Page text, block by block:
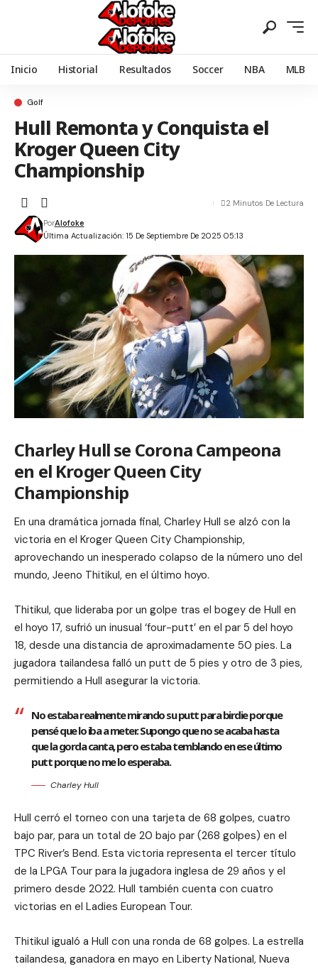
Inicio Historial Resultados Soccer NBA MLB
Golf
Hull Remonta y Conquista el
Kroger Queen City
Championship
Última Actualización: 15 De Septiembre De 2025 05:13
PorAlofoke
2 Minutos De Lectura
Charley Hull se Corona Campeona
en el Kroger Queen City
Championship
En una dramática jornada final, Charley Hull se alzó con la
victoria en el Kroger Queen City Championship,
aprovechando un inesperado colapso de la número uno del
mundo, Jeeno Thitikul, en el último hoyo.
Thitikul, que lideraba por un golpe tras el bogey de Hull en
el hoyo 17, sufrió un inusual ‘four-putt’ en el par 5 del hoyo
18, desde una distancia de aproximadamente 50 pies. La
jugadora tailandesa falló un putt de 5 pies y otro de 3 pies,
permitiendo a Hull asegurar la victoria.
No estaba realmente mirando su putt para birdie porque
pensé que lo iba a meter. Supongo que no se acaba hasta
que la gorda canta, pero estaba temblando en ese último
putt porque no me lo esperaba.
Charley Hull
Hull cerró el torneo con una tarjeta de 68 golpes, cuatro
bajo par, para un total de 20 bajo par (268 golpes) en el
TPC River’s Bend. Esta victoria representa el tercer título
de la LPGA Tour para la jugadora inglesa de 29 años y el
primero desde 2022. Hull también cuenta con cuatro
victorias en el Ladies European Tour.
Thitikul igualó a Hull con una ronda de 68 golpes. La estrella
tailandesa, ganadora en mayo en Liberty National, Nueva